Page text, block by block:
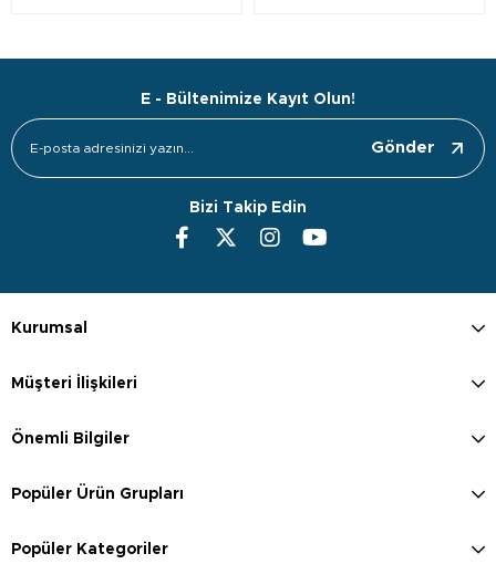
E - Bültenimize Kayıt Olun!
Gönder
Bizi Takip Edin
Kurumsal
Müşteri İlişkileri
Önemli Bilgiler
Popüler Ürün Grupları
Popüler Kategoriler